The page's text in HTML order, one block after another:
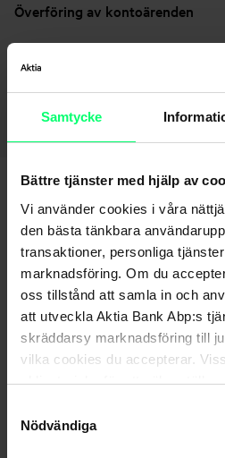
Samtycke
Bättre tjänster med hjälp av
Vi använder cookies i våra
den bästa tänkbara
transaktioner, personliga
marknadsföring. Om du
oss tillstånd att samla in och
att utveckla Aktia Bank Abp:s
skräddarsy marknadsföring till
vilka cookies du accepterar.
obligatoriska för att säkerställa
Nödvändiga
Överföring av kontoärenden
Gå tillbaka till sidan – Konton
Hittar du inte
Kundservice